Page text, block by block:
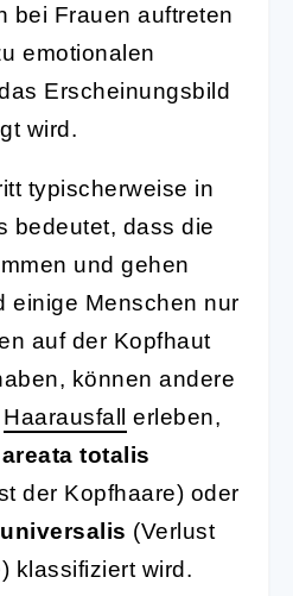
bei Frauen auftreten
emotionalen
Erscheinungsbild
wird.
typischerweise in
bedeutet, dass die
und gehen
einige Menschen nur
auf der Kopfhaut
können andere
Haarausfall erleben,
totalis
der Kopfhaare) oder
(Verlust
klassifiziert wird.